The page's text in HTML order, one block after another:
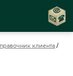
клиента /